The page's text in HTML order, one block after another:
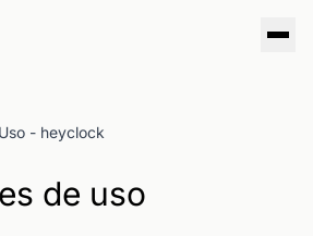
- heyclock
de uso